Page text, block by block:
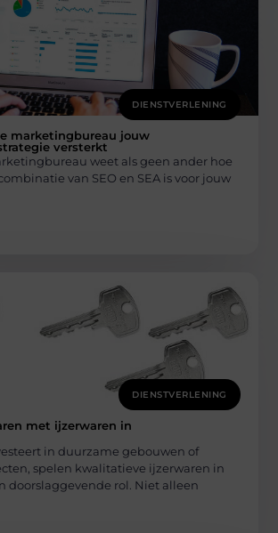
DIENSTVERLENING
marketingbureau jouw
versterkt
weet als geen ander hoe
van SEO en SEA is voor jouw
DIENSTVERLENING
met ijzerwaren in
in duurzame gebouwen of
spelen kwalitatieve ijzerwaren in
doorslaggevende rol. Niet alleen